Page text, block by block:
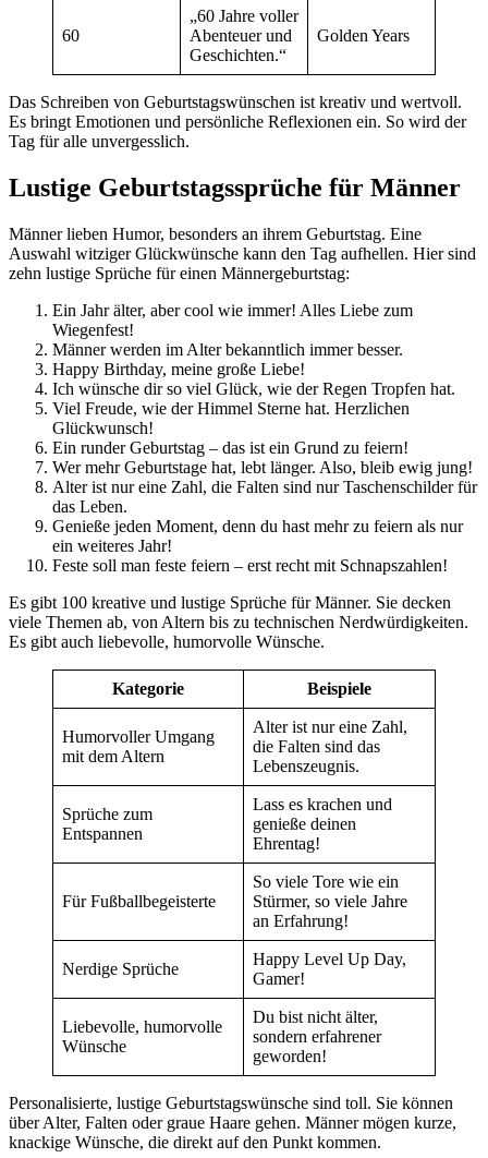
60
„60 Jahre voller
Abenteuer und
Geschichten.“
Golden Years
Das Schreiben von Geburtstagswünschen ist kreativ und wertvoll.
Es bringt Emotionen und persönliche Reflexionen ein. So wird der
Tag für alle unvergesslich.
Lustige Geburtstagssprüche für Männer
Männer lieben Humor, besonders an ihrem Geburtstag. Eine
Auswahl witziger Glückwünsche kann den Tag aufhellen. Hier sind
zehn lustige Sprüche für einen Männergeburtstag:
Ein Jahr älter, aber cool wie immer! Alles Liebe zum
Wiegenfest!
Männer werden im Alter bekanntlich immer besser.
Happy Birthday, meine große Liebe!
Ich wünsche dir so viel Glück, wie der Regen Tropfen hat.
Viel Freude, wie der Himmel Sterne hat. Herzlichen
Glückwunsch!
Ein runder Geburtstag – das ist ein Grund zu feiern!
Wer mehr Geburtstage hat, lebt länger. Also, bleib ewig jung!
Alter ist nur eine Zahl, die Falten sind nur Taschenschilder für
das Leben.
Genieße jeden Moment, denn du hast mehr zu feiern als nur
ein weiteres Jahr!
Feste soll man feste feiern – erst recht mit Schnapszahlen!
Es gibt 100 kreative und lustige Sprüche für Männer. Sie decken
viele Themen ab, von Altern bis zu technischen Nerdwürdigkeiten.
Es gibt auch liebevolle, humorvolle Wünsche.
Kategorie Beispiele
Humorvoller Umgang
mit dem Altern
Alter ist nur eine Zahl,
die Falten sind das
Lebenszeugnis.
Sprüche zum
Entspannen
Lass es krachen und
genieße deinen
Ehrentag!
Für Fußballbegeisterte
So viele Tore wie ein
Stürmer, so viele Jahre
an Erfahrung!
Nerdige Sprüche
Happy Level Up Day,
Gamer!
Liebevolle, humorvolle
Wünsche
Du bist nicht älter,
sondern erfahrener
geworden!
Personalisierte, lustige Geburtstagswünsche sind toll. Sie können
über Alter, Falten oder graue Haare gehen. Männer mögen kurze,
knackige Wünsche, die direkt auf den Punkt kommen.